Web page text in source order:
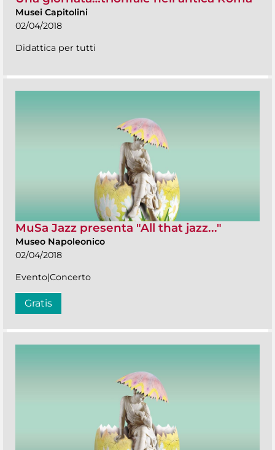
Musei Capitolini
02/04/2018
Didattica per tutti
MuSa Jazz presenta "All that jazz..."
Museo Napoleonico
02/04/2018
Evento|Concerto
Gratis